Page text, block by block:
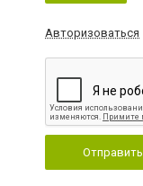
Авторизоваться
Отправить